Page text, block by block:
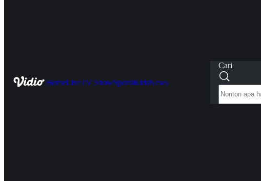
HomeLiveTV ShowSportsKidsNews
Cari